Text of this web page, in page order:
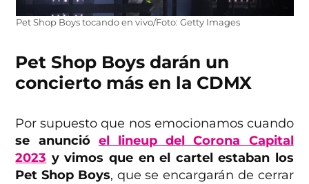
Pet Shop Boys tocando en vivo/Foto: Getty Images
Pet Shop Boys darán un
concierto más en la CDMX
Por supuesto que nos emocionamos cuando
se anunció el lineup del Corona Capital
2023 y vimos que en el cartel estaban los
Pet Shop Boys, que se encargarán de cerrar